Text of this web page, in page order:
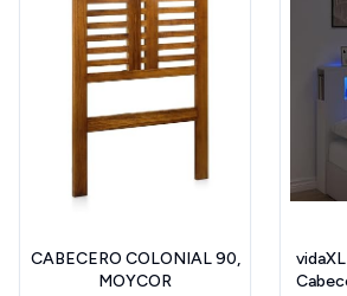
CABECERO COLONIAL 90,
MOYCOR